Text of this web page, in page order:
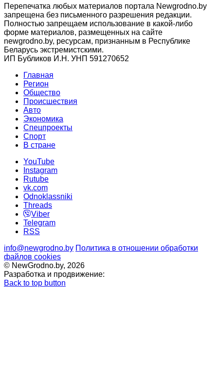
Перепечатка любых материалов портала Newgrodno.by
запрещена без письменного разрешения редакции.
Полностью запрещаем использование в какой-либо
форме материалов, размещенных на сайте
newgrodno.by, ресурсам, признанным в Республике
Беларусь экстремистскими.
ИП Бубликов И.Н. УНП 591270652
Главная
Регион
Общество
Происшествия
Авто
Экономика
Спецпроекты
Cпорт
В стране
YouTube
Instagram
Rutube
vk.com
Odnoklassniki
Threads
Viber
Telegram
RSS
info@newgrodno.by Политика в отношении обработки
файлов cookies
© NewGrodno.by, 2026
Разработка и продвижение:
Back to top button